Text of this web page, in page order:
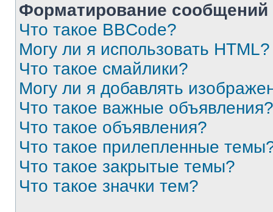
Форматирование
Что такое BBCode?
Могу ли я использовать HTML?
Что такое смайлики?
Могу ли я добавлять
Что такое важные объявления?
Что такое объявления?
Что такое прилепленные
Что такое закрытые темы?
Что такое значки тем?